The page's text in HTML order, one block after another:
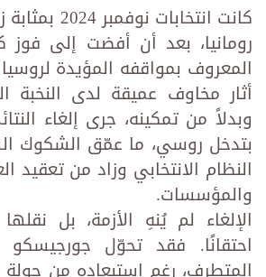
كانت
رومانيا، بعد أن أفضت إلى فوز
المعروف بمواقفه المؤيدة
أثار مخاوف عميقة لدى النخبة
وبدلاً من تمكينه، جرى إلغاء
بتدخل روسي، ما عمّق الشكوك
النظام الانتخابي وزاد من تعقيد
والمؤسسات.
الإلغاء لم يُنهِ الأزمة، بل
احتقانًا. فقد تحوّل جورجيسكو
المتطرف، رغم استبعاده من جولة